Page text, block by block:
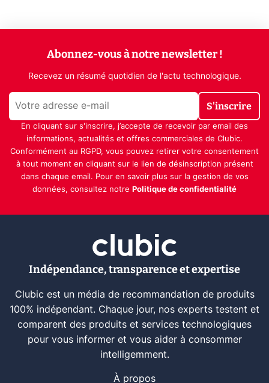
Abonnez-vous à notre newsletter !
Recevez un résumé quotidien de l'actu technologique.
S'inscrire
En cliquant sur s'inscrire, j’accepte de recevoir par email des
informations, actualités et offres commerciales de Clubic.
Conformément au RGPD, vous pouvez retirer votre consentement
à tout moment en cliquant sur le lien de désinscription présent
dans chaque email. Pour en savoir plus sur la gestion de vos
données, consultez notre Politique de confidentialité
Indépendance, transparence et expertise
Clubic est un média de recommandation de produits
100% indépendant. Chaque jour, nos experts testent et
comparent des produits et services technologiques
pour vous informer et vous aider à consommer
intelligemment.
À propos